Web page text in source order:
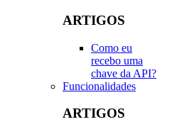
ARTIGOS
Como eu
recebo uma
chave da API?
Funcionalidades
ARTIGOS